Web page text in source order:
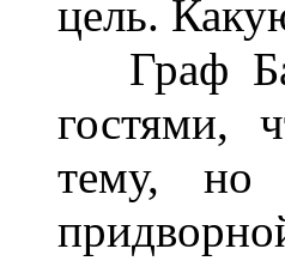
цель.
Граф
гостями,
тему, но